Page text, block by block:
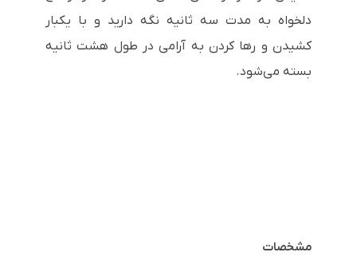
دلخواه به مدت سه ثانیه نگه دارید و با یکبار
کشیدن و رها کردن به آرامی در طول هشت ثانیه
بسته می‌شود.
مشخصات